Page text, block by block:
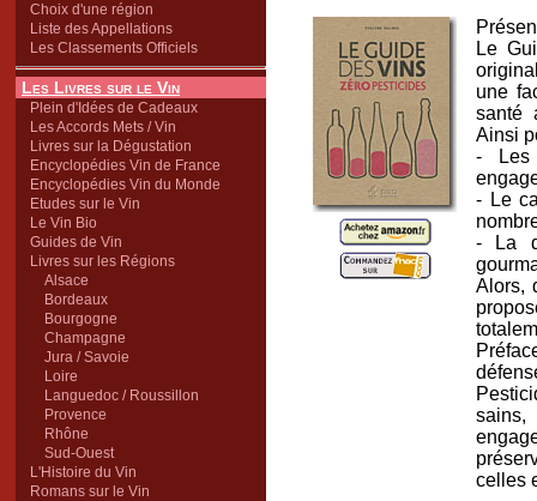
Choix d'une région
Liste des Appellations
Les Classements Officiels
Les Livres sur le Vin
Plein d'Idées de Cadeaux
Les Accords Mets / Vin
Livres sur la Dégustation
Encyclopédies Vin de France
Encyclopédies Vin du Monde
Etudes sur le Vin
Le Vin Bio
Guides de Vin
Livres sur les Régions
Alsace
Bordeaux
Bourgogne
Champagne
Jura / Savoie
Loire
Languedoc / Roussillon
Provence
Rhône
Sud-Ouest
L'Histoire du Vin
Romans sur le Vin
Le
une
santé
Ainsi
- Les
- Le
- La
Alors,
celles